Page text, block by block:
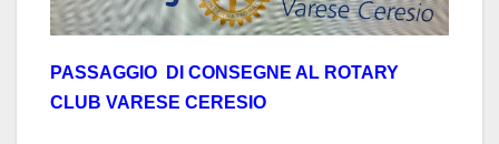
PASSAGGIO DI CONSEGNE AL ROTARY
CLUB VARESE CERESIO